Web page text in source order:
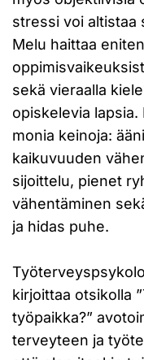
stressi voi altistaa
Melu haittaa
sekä vieraalla
opiskelevia
monia keinoja:
kaikuvuuden
sijoittelu, pienet
vähentäminen
ja hidas puhe.
kirjoittaa otsikolla
työpaikka?”
terveyteen ja